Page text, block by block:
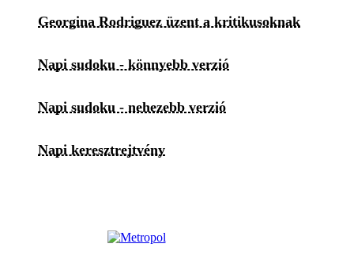
Georgina Rodriguez üzent a kritikusoknak
Napi sudoku - könnyebb verzió
Napi sudoku - nehezebb verzió
Napi keresztrejtvény